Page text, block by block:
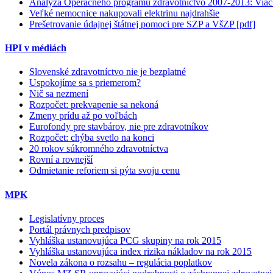
Veľké nemocnice nakupovali elektrinu najdrahšie
Prešetrovanie údajnej štátnej pomoci pre SZP a VšZP [pdf]
HPI v médiách
Slovenské zdravotníctvo nie je bezplatné
Uspokojíme sa s priemerom?
Nič sa nezmení
Rozpočet: prekvapenie sa nekoná
Zmeny prídu až po voľbách
Eurofondy pre stavbárov, nie pre zdravotníkov
Rozpočet: chýba svetlo na konci
20 rokov súkromného zdravotníctva
Rovní a rovnejší
Odmietanie reforiem si pýta svoju cenu
MPK
Legislatívny proces
Portál právnych predpisov
Vyhláška ustanovujúca PCG skupiny na rok 2015
Vyhláška ustanovujúca index rizika nákladov na rok 2015
Novela zákona o rozsahu – regulácia poplatkov